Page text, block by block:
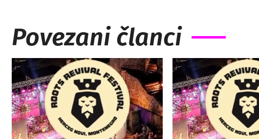
Povezani članci